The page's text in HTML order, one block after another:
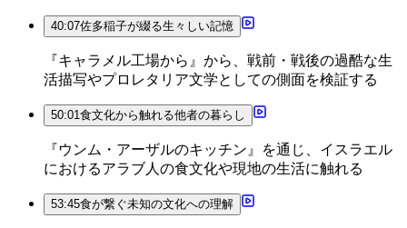
40:07佐多稲子が綴る生々しい記憶
『キャラメル工場から』から、戦前・戦後の過酷な生
活描写やプロレタリア文学としての側面を検証する
50:01食文化から触れる他者の暮らし
『ウンム・アーザルのキッチン』を通じ、イスラエル
におけるアラブ人の食文化や現地の生活に触れる
53:45食が繋ぐ未知の文化への理解